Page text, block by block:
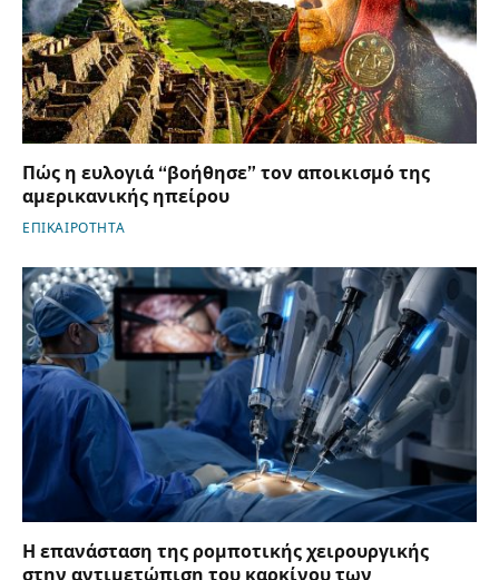
Πώς η ευλογιά “βοήθησε” τον αποικισμό της
αμερικανικής ηπείρου
ΕΠΙΚΑΙΡΟΤΗΤΑ
Η επανάσταση της ρομποτικής χειρουργικής
στην αντιμετώπιση του καρκίνου των